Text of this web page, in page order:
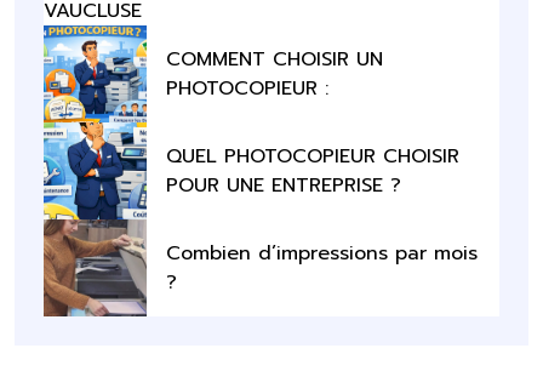
COMMENT CHOISIR UN
PHOTOCOPIEUR :
QUEL PHOTOCOPIEUR CHOISIR
POUR UNE ENTREPRISE ?
Combien d’impressions par mois
?